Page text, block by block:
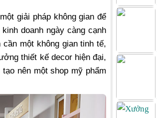
giải pháp không gian để
doanh ngày càng cạnh
một không gian tinh tế,
thiết kế decor hiện đại,
nên một shop mỹ phẩm